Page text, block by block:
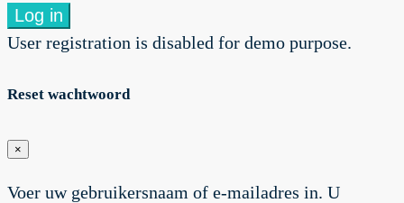
Log in
User registration is disabled for demo purpose.
Reset wachtwoord
×
Voer uw gebruikersnaam of e-mailadres in. U